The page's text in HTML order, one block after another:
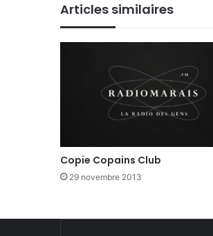
Articles similaires
Copie Copains Club
29 novembre 2013